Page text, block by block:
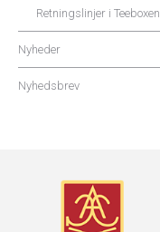
Retningslinjer i Teeboxen
Nyheder
Nyhedsbrev